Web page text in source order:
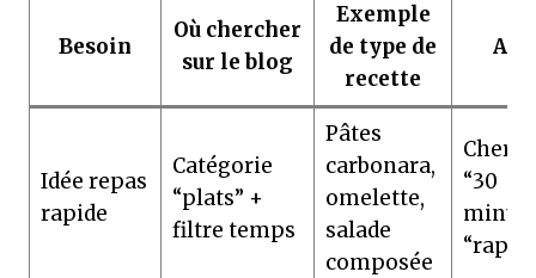
Besoin
Où chercher
sur le blog
Exemple
de type de
recette
Idée repas
rapide
Catégorie
“plats” +
filtre temps
Pâtes
carbonara,
omelette,
salade
composée
“30